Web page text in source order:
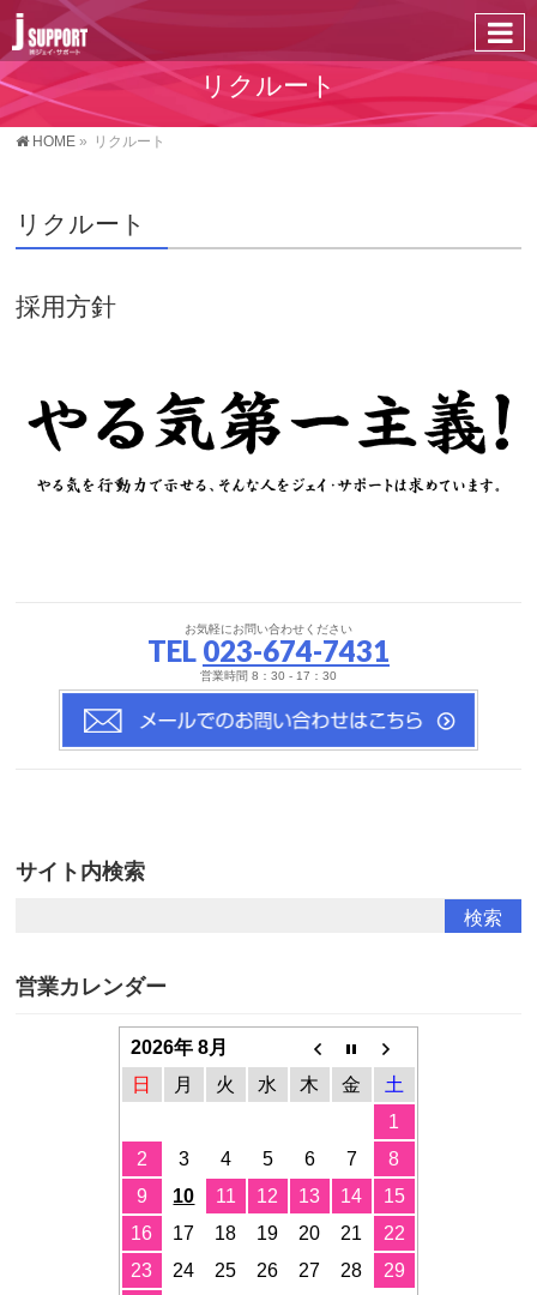
リクルート
HOME » リクルート
リクルート
採用方針
お気軽にお問い合わせください
TEL 023-674-7431
営業時間 8：30 - 17：30
サイト内検索
営業カレンダー
2026年 8月
日
月 火 水 木 金
土
1
2
3 4 5 6 7
8
9
10 11 12 13 14
15
16
17 18 19 20 21
22
23
24 25 26 27 28
29